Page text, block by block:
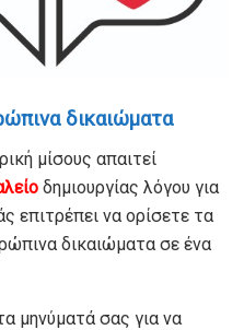
δικαιώματα
μίσους απαιτεί
δημιουργίας λόγου για
επιτρέπει να ορίσετε τα
δικαιώματα σε ένα
μηνύματά σας για να